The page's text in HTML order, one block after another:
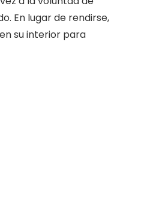
En lugar de rendirse,
su interior para